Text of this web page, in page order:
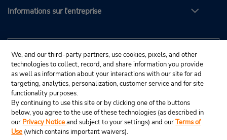
Informations sur l'entreprise
We, and our third-party partners, use cookies, pixels, and other
technologies to collect, record, and share information you provide
as well as information about your interactions with our site for ad
targeting, analytics, personalization, customer service and for site
functionality purposes.
By continuing to use this site or by clicking one of the buttons
below, you agree to the use of these technologies (as described in
our Privacy Noticeand subject to your settings) and ourTerms of
Use (which contains important waivers).